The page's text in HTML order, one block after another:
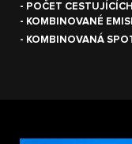
- POČET CESTUJÍCÍCH
- KOMBINOVANÉ
- KOMBINOVANÁ